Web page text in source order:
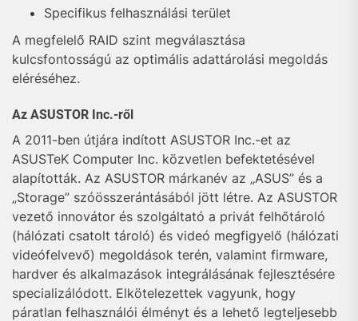
Specifikus felhasználási terület
A megfelelő RAID szint megválasztása
kulcsfontosságú az optimális adattárolási megoldás
eléréséhez.
Az ASUSTOR Inc.-ről
A 2011-ben útjára indított ASUSTOR Inc.-et az
ASUSTeK Computer Inc. közvetlen befektetésével
alapították. Az ASUSTOR márkanév az „ASUS” és a
„Storage” szóösszerántásából jött létre. Az ASUSTOR
vezető innovátor és szolgáltató a privát felhőtároló
(hálózati csatolt tároló) és videó megfigyelő (hálózati
videófelvevő) megoldások terén, valamint firmware,
hardver és alkalmazások integrálásának fejlesztésére
specializálódott. Elkötelezettek vagyunk, hogy
páratlan felhasználói élményt és a lehető legteljesebb